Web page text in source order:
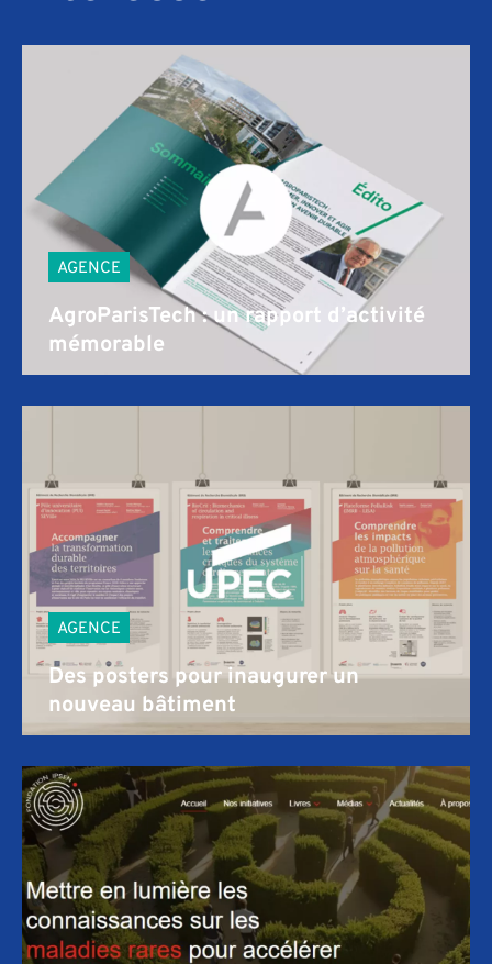
AGENCE
AgroParisTech : un rapport d’activité
mémorable
AGENCE
Des posters pour inaugurer un
nouveau bâtiment